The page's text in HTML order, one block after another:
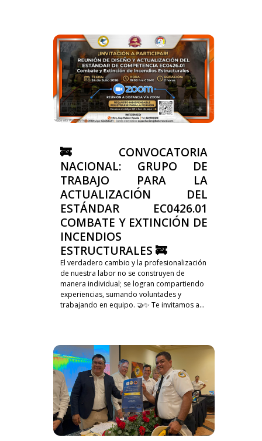
🚒 CONVOCATORIA
NACIONAL: GRUPO DE
TRABAJO PARA LA
ACTUALIZACIÓN DEL
ESTÁNDAR EC0426.01
COMBATE Y EXTINCIÓN DE
INCENDIOS
ESTRUCTURALES 🚒
El verdadero cambio y la profesionalización
de nuestra labor no se construyen de
manera individual; se logran compartiendo
experiencias, sumando voluntades y
trabajando en equipo. 🤝✨ Te invitamos a...